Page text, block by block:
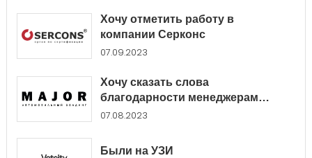
Хочу отметить работу в
компании Серконс
07.09.2023
Хочу сказать слова
благодарности менеджерам
Major...
07.08.2023
Были на УЗИ